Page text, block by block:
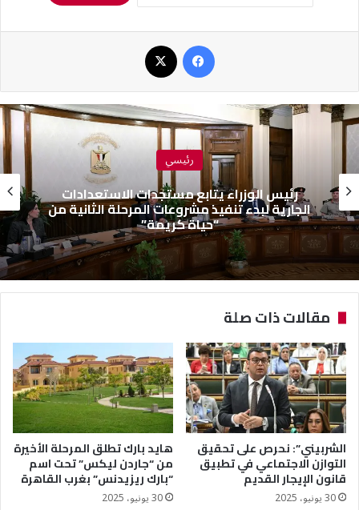
رئيسي
رئيس الوزراء يتابع مستجدات الاستعدادات
الجارية لبدء تنفيذ مشروعات المرحلة الثانية من
“حياة كريمة”
مقالات ذات صلة
الشربيني”: نحرص على تحقيق
التوازن الاجتماعي في تطبيق
قانون الإيجار القديم
30 يونيو، 2025
هايد بارك تطلق المرحلة الأخيرة
من “جاردن ليكس” تحت اسم
“بارك ريزيدنس” بغرب القاهرة
30 يونيو، 2025